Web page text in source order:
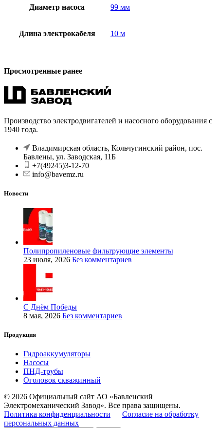
Диаметр насоса 99 мм
Длина электрокабеля 10 м
Просмотренные ранее
Производство электродвигателей и насосного оборудования с
1940 года.
Владимирская область, Кольчугинский район, пос.
Бавлены, ул. Заводская, 11Б
+7(49245)3-12-70
info@bavemz.ru
Новости
Полипропиленовые фильтрующие элементы
23 июля, 2026 Без комментариев
С Днём Победы
8 мая, 2026 Без комментариев
Продукция
Гидроаккумуляторы
Насосы
ПНД-трубы
Оголовок скважинный
© 2026 Официальный сайт АО «Бавленский
Электромеханический Завод». Все права защищены.
Политика конфиденциальности
Согласие на обработку
персональных данных